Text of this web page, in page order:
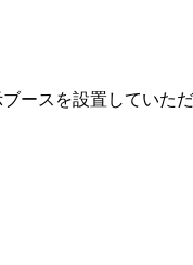
ースを設置していた